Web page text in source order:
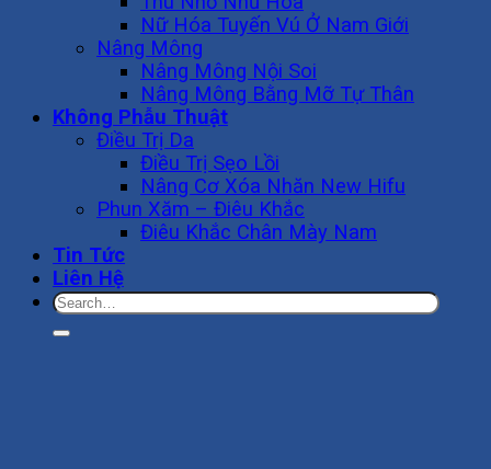
Nữ Hóa Tuyến Vú Ở Nam Giới
Nâng Mông
Nâng Mông Nội Soi
Nâng Mông Bằng Mỡ Tự Thân
Không Phẫu Thuật
Điều Trị Da
Điều Trị Sẹo Lồi
Nâng Cơ Xóa Nhăn New Hifu
Phun Xăm – Điêu Khắc
Điêu Khắc Chân Mày Nam
Tin Tức
Liên Hệ